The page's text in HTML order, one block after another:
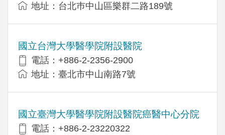
地址：台北巿中山區樂群二路189號
國立台灣大學醫學院附設醫院
電話：+886-2-2356-2900
地址：臺北市中山南路7號
國立臺灣大學醫學院附設醫院癌醫中心分院
電話：+886-2-23220322